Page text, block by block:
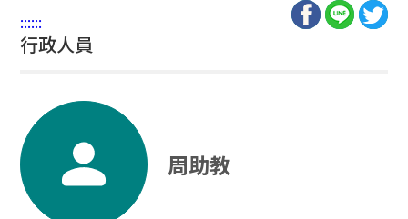
::::::
行政人員
周助教